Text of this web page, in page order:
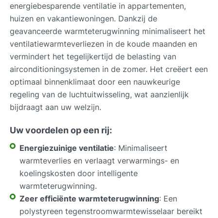
energiebesparende ventilatie in appartementen,
huizen en vakantiewoningen. Dankzij de
geavanceerde warmteterugwinning minimaliseert het
ventilatiewarmteverliezen in de koude maanden en
vermindert het tegelijkertijd de belasting van
airconditioningsystemen in de zomer. Het creëert een
optimaal binnenklimaat door een nauwkeurige
regeling van de luchtuitwisseling, wat aanzienlijk
bijdraagt aan uw welzijn.
Uw voordelen op een rij:
Energiezuinige ventilatie: Minimaliseert
warmteverlies en verlaagt verwarmings- en
koelingskosten door intelligente
warmteterugwinning.
Zeer efficiënte warmteterugwinning: Een
polystyreen tegenstroomwarmtewisselaar bereikt